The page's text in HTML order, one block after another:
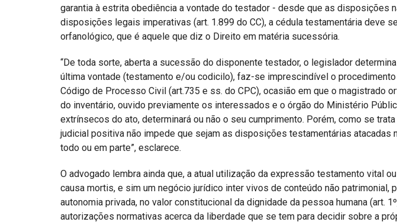
garantia à estrita obediência a vontade do testador - desde que as disposições
disposições legais imperativas (art. 1.899 do CC), a cédula testamentária deve
orfanológico, que é aquele que diz o Direito em matéria sucessória.
“De toda sorte, aberta a sucessão do disponente testador, o legislador
última vontade (testamento e/ou codicilo), faz-se imprescindível o
Código de Processo Civil (art.735 e ss. do CPC), ocasião em que o magistrado
do inventário, ouvido previamente os interessados e o órgão do Ministério
extrínsecos do ato, determinará ou não o seu cumprimento. Porém, como se
judicial positiva não impede que sejam as disposições testamentárias atacadas
todo ou em parte”, esclarece.
O advogado lembra ainda que, a atual utilização da expressão testamento vital
causa mortis, e sim um negócio jurídico inter vivos de conteúdo não patrimonial,
autonomia privada, no valor constitucional da dignidade da pessoa humana (art.
autorizações normativas acerca da liberdade que se tem para decidir sobre a